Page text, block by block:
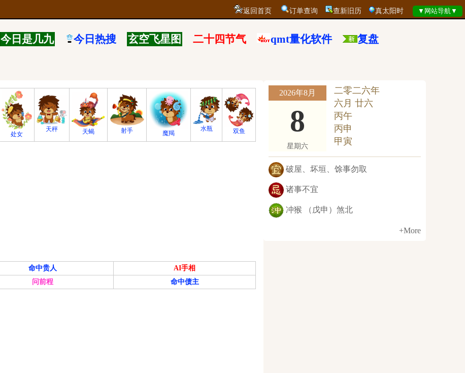
返回首页 订单查询 查新旧历 真太阳时
今日是几九 今日热搜 玄空飞星图 二十四节气 qmt量化软件 复盘
处女
天秤 天蝎 射手 魔羯
水瓶 双鱼
命中贵人
AI手相
问前程 命中债主
2026年8月
8
星期六
二零二六年
六月 廿六
丙午
丙申
甲寅
破屋、坏垣、馀事勿取
诸事不宜
冲猴 （戊申）煞北
+More